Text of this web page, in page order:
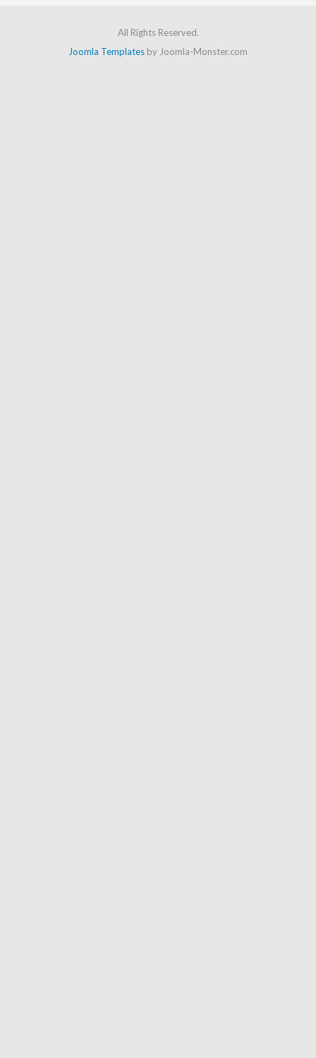
All Rights Reserved.
Joomla Templates by Joomla-Monster.com